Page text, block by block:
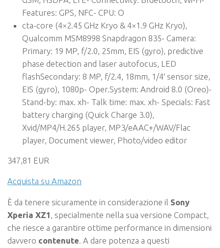
Features: GPS, NFC- CPU: O
cta-core (4×2.45 GHz Kryo & 4×1.9 GHz Kryo),
Qualcomm MSM8998 Snapdragon 835- Camera:
Primary: 19 MP, f/2.0, 25mm, EIS (gyro), predictive
phase detection and laser autofocus, LED
flashSecondary: 8 MP, f/2.4, 18mm, 1/4′ sensor size,
EIS (gyro), 1080p- Oper.System: Android 8.0 (Oreo)-
Stand-by: max. xh- Talk time: max. xh- Specials: Fast
battery charging (Quick Charge 3.0),
Xvid/MP4/H.265 player, MP3/eAAC+/WAV/Flac
player, Document viewer, Photo/video editor
347,81 EUR
Acquista su Amazon
È da tenere sicuramente in considerazione il Sony
Xperia XZ1, specialmente nella sua versione Compact,
che riesce a garantire ottime performance in dimensioni
davvero contenute. A dare potenza a questi